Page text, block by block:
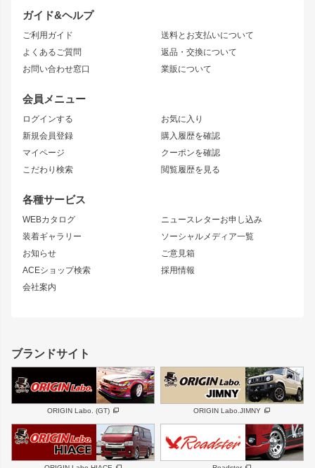
ガイド&ヘルプ
ご利用ガイド
よくあるご質問
お問い合わせ窓口
送料とお支払いについて
返品・交換について
業販について
会員メニュー
ログインする
新規会員登録
マイページ
こだわり検索
お気に入り
購入履歴を確認
クーポンを確認
閲覧履歴を見る
各種サービス
WEBカタログ
装着ギャラリー
お知らせ
ACEショップ検索
会社案内
ニュースレターお申し込み
ソーシャルメディア一覧
ご意見箱
採用情報
JZX90 CHASER
JZX110 MARK II
JZX100 MARK II
JZX90 MARK II
トレノ
マークX
アリスト
ソアラ
アルテッツァ
ニッサン
S15 シルビア
S14 シルビア 後期
S13 シルビア
180SX
シルエイティ
ワンビア
ローレル
セフィーロ
キャラバン
スズキ
GS350
SC
スバル 三菱
デリカ D:5
軽自動車 汎用
エアロシリーズ
ドリフトライン
風神
雷神
レーシングライン
アタックライン
ストリームライン
リアウイング
ジムニーパーツ
ホイール
MUD-S7
MUD-SR7
まつど家 鉄漢
ボンネット
フェンダー
サイドパーツ
リアゲート
メンテナンスパーツ
ハイエースパーツ
ホイール
DAYTONA-RS
DAYTONA-RS NEO
ブランドサイト
ORIGIN Labo. (GT) ORIGIN Labo.JIMNY